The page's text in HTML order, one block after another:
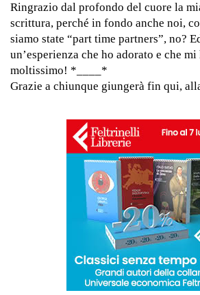
Ringrazio dal profondo del cuore la
scrittura, perché in fondo anche noi,
siamo state “part time partners”, no?
un’esperienza che ho adorato e che
moltissimo! *____*
Grazie a chiunque giungerà fin qui,